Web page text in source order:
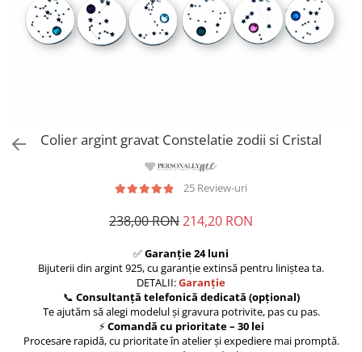
Colier argint gravat Constelatie zodii si Cristal
25 Review-uri
238,00 RON214,20 RON
✅Garanție 24 luni
Bijuterii din argint 925, cu garanție extinsă pentru liniștea ta.
DETALII:Garanție
📞 Consultanță telefonică dedicată (opțional)
Te ajutăm să alegi modelul și gravura potrivite, pas cu pas.
⚡Comandă cu prioritate – 30 lei
Procesare rapidă, cu prioritate în atelier și expediere mai promptă.